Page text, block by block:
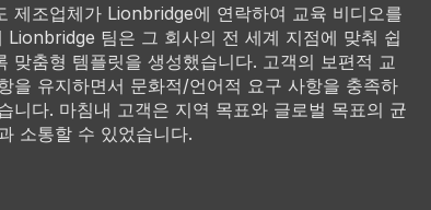
제조업체가 Lionbridge에 연락하여 교육 비디오를
Lionbridge 팀은 그 회사의 전 세계 지점에 맞춰 쉽
맞춤형 템플릿을 생성했습니다. 고객의 보편적 교
을 유지하면서 문화적/언어적 요구 사항을 충족하
니다. 마침내 고객은 지역 목표와 글로벌 목표의 균
소통할 수 있었습니다.